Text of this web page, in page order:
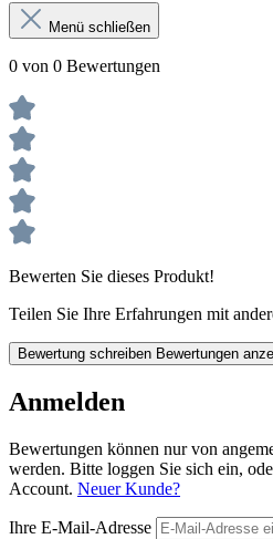
Menü schließen
0 von 0 Bewertungen
Bewerten Sie dieses Produkt!
Teilen Sie Ihre Erfahrungen mit
Bewertung schreiben Bewertungen
Anmelden
Bewertungen können nur von
werden. Bitte loggen Sie sich ein,
Account. Neuer Kunde?
Ihre E-Mail-Adresse